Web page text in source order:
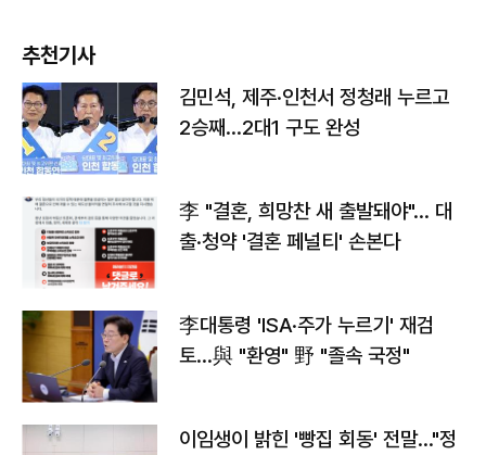
추천기사
김민석, 제주·인천서 정청래 누르고
2승째…2대1 구도 완성
李 "결혼, 희망찬 새 출발돼야"… 대
출·청약 '결혼 페널티' 손본다
李대통령 'ISA·주가 누르기' 재검
토…與 "환영" 野 "졸속 국정"
이임생이 밝힌 '빵집 회동' 전말…"정